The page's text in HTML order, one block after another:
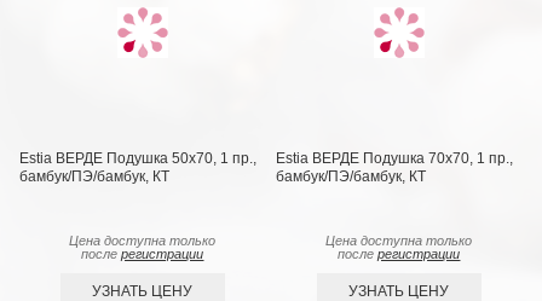
Estia ВЕРДЕ Подушка 50х70, 1 пр.,
бамбук/ПЭ/бамбук, КТ
Цена доступна только
послерегистрации
УЗНАТЬ ЦЕНУ
Estia ВЕРДЕ Подушка 70х70, 1 пр.,
бамбук/ПЭ/бамбук, КТ
Цена доступна только
послерегистрации
УЗНАТЬ ЦЕНУ